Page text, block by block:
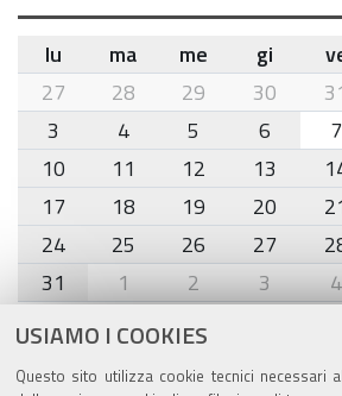
USIAMO I COOKIES
Questo sito utilizza cookie tecnici necessari
month-
8
lu ma me gi
27
28 29 30
3
4 5 6 7
10
11 12 13
17
18 19 20
24
25 26 27
31
1 2 3 4
Agenda eventi